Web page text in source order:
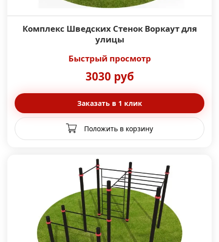
Комплекс Шведских Стенок Воркаут для
улицы
Быстрый просмотр
3030 руб
Заказать в 1 клик
Положить в корзину